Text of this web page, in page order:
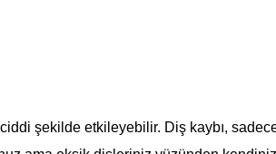
şekilde etkileyebilir. Diş kaybı,